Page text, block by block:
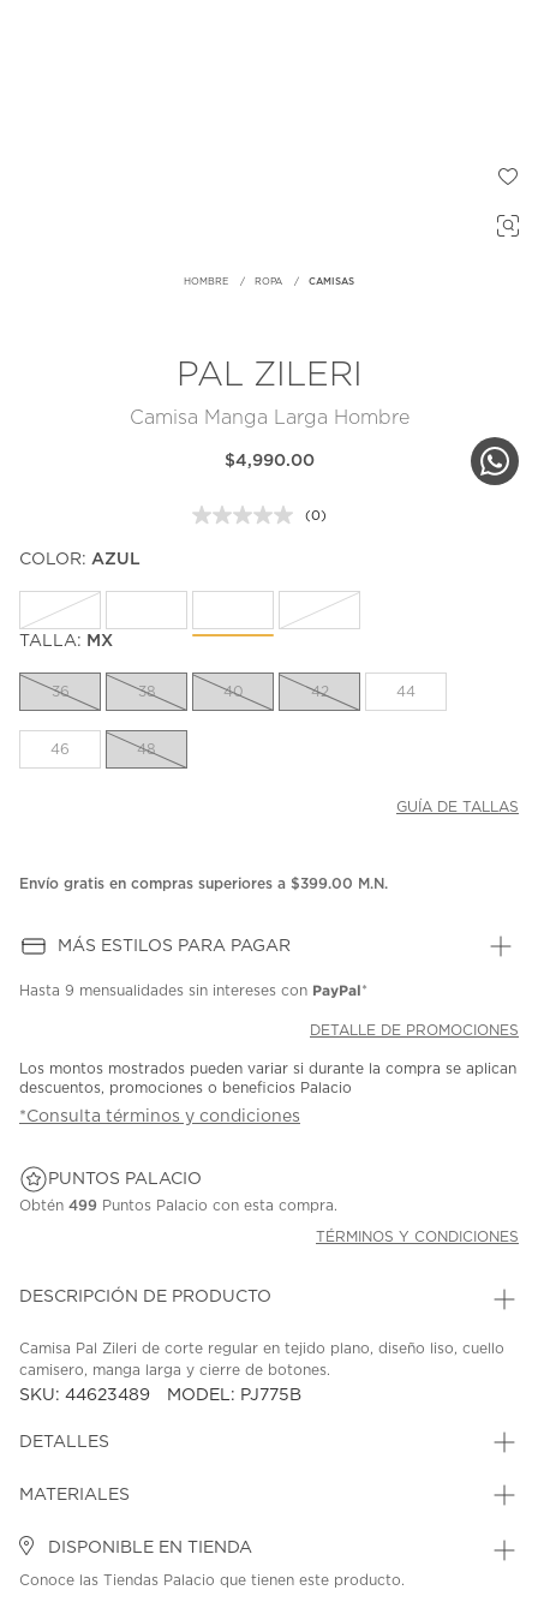
HOMBRE ROPA CAMISAS
PAL ZILERI
Camisa Manga Larga Hombre
$4,990.00
Sin
misma
(0)
COLOR: AZUL
TALLA: MX
36 38 40 42 44
46 48
GUÍA DE TALLAS
Envío gratis en compras superiores a $399.00 M.N.
MÁS ESTILOS PARA PAGAR
Hasta 9 mensualidades sin intereses con PayPal*
DETALLE DE PROMOCIONES
Los montos mostrados pueden variar si durante la compra se aplican
descuentos, promociones o beneficios Palacio
*Consulta términos y condiciones
PUNTOS PALACIO
Obtén 499 Puntos Palacio con esta compra.
TÉRMINOS Y CONDICIONES
DESCRIPCIÓN DE PRODUCTO
Camisa Pal Zileri de corte regular en tejido plano, diseño liso, cuello
camisero, manga larga y cierre de botones.
SKU: 44623489 MODEL: PJ775B
DETALLES
MATERIALES
DISPONIBLE EN TIENDA
Conoce las Tiendas Palacio que tienen este producto.